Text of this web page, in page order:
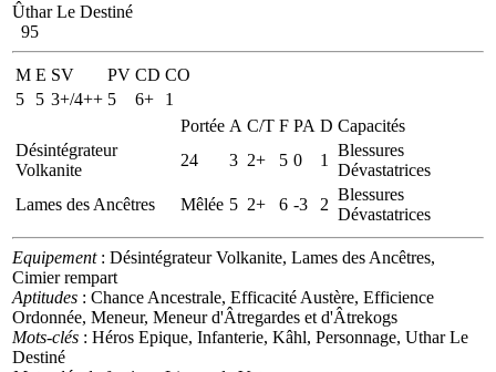
Ûthar Le Destiné
95
M E SV PV CD CO
5
5 3+/4++ 5 6+
1
Portée A C/T F PA D Capacités
Désintégrateur
Volkanite
24 3 2+ 5 0 1
Blessures
Dévastatrices
Lames des Ancêtres
Mêlée 5 2+ 6 -3 2
Blessures
Dévastatrices
Equipement: Désintégrateur Volkanite, Lames des Ancêtres,
Cimier rempart
Aptitudes : Chance Ancestrale, Efficacité Austère, Efficience
Ordonnée, Meneur, Meneur d'Âtregardes et d'Âtrekogs
Mots-clés : Héros Epique, Infanterie, Kâhl, Personnage, Uthar Le
Destiné